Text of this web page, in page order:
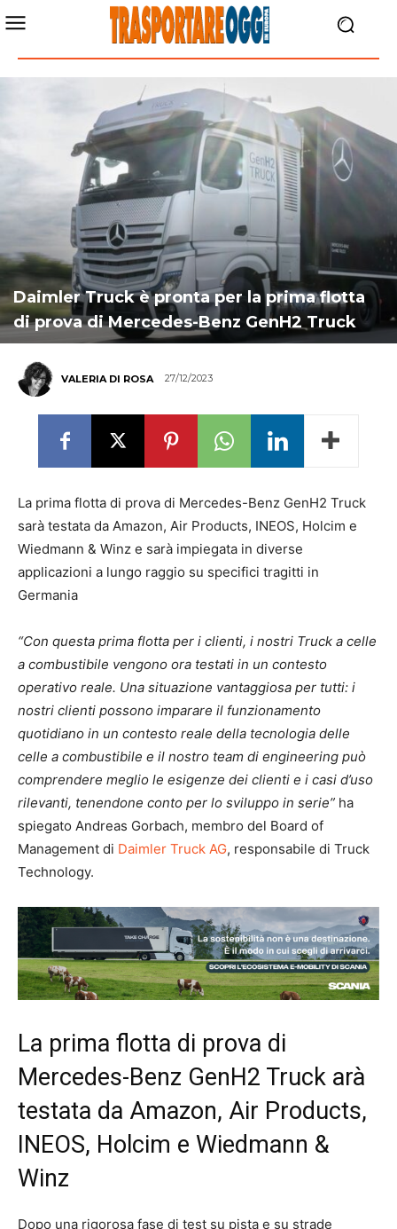
Daimler Truck è pronta per la prima flotta
di prova di Mercedes-Benz GenH2 Truck
VALERIA DI ROSA 27/12/2023
La prima flotta di prova di Mercedes-Benz GenH2 Truck
sarà testata da Amazon, Air Products, INEOS, Holcim e
Wiedmann & Winz e sarà impiegata in diverse
applicazioni a lungo raggio su specifici tragitti in
Germania
“Con questa prima flotta per i clienti, i nostri Truck a celle
a combustibile vengono ora testati in un contesto
operativo reale. Una situazione vantaggiosa per tutti: i
nostri clienti possono imparare il funzionamento
quotidiano in un contesto reale della tecnologia delle
celle a combustibile e il nostro team di engineering può
comprendere meglio le esigenze dei clienti e i casi d’uso
rilevanti, tenendone conto per lo sviluppo in serie” ha
spiegato Andreas Gorbach, membro del Board of
Management di Daimler Truck AG, responsabile di Truck
Technology.
La prima flotta di prova di
Mercedes-Benz GenH2 Truck arà
testata da Amazon, Air Products,
INEOS, Holcim e Wiedmann &
Winz
Dopo una rigorosa fase di test su pista e su strade